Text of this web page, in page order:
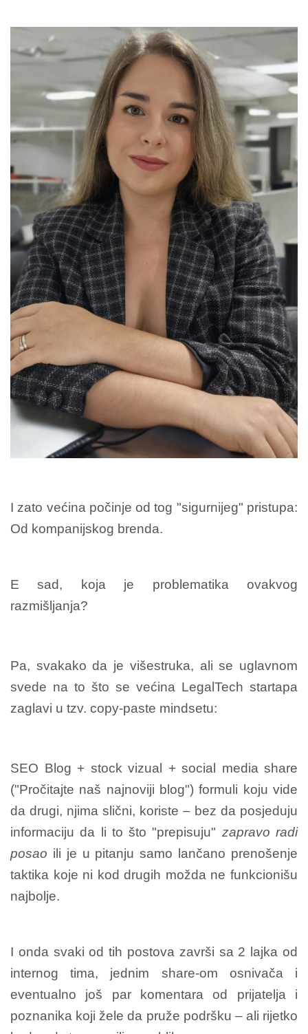
I zato većina počinje od tog "sigurnijeg" pristupa:
Od kompanijskog brenda.
E sad, koja je problematika ovakvog
razmišljanja?
Pa, svakako da je višestruka, ali se uglavnom
svede na to što se većina LegalTech startapa
zaglavi u tzv. copy-paste mindsetu:
SEO Blog + stock vizual + social media share
("Pročitajte naš najnoviji blog") formuli koju vide
da drugi, njima slični, koriste – bez da posjeduju
informaciju da li to što "prepisuju" zapravo radi
posao ili je u pitanju samo lančano prenošenje
taktika koje ni kod drugih možda ne funkcionišu
najbolje.
I onda svaki od tih postova završi sa 2 lajka od
internog tima, jednim share-om osnivača i
eventualno još par komentara od prijatelja i
poznanika koji žele da pruže podršku – ali rijetko